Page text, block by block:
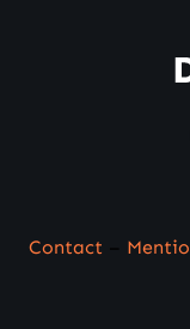
Contact